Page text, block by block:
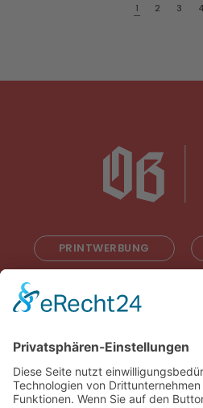
1 2 3 4
PRINTWERBUNG